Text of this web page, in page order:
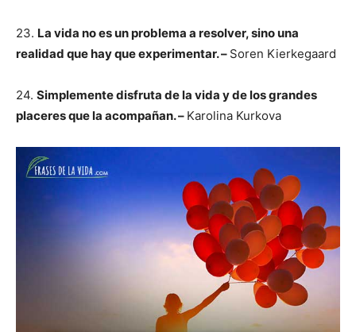
23. La vida no es un problema a resolver, sino una
realidad que hay que experimentar. – Soren Kierkegaard
24. Simplemente disfruta de la vida y de los grandes
placeres que la acompañan. – Karolina Kurkova